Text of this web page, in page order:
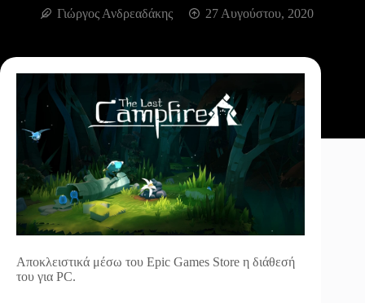
Γιώργος Ανδρεαδάκης 27 Αυγούστου, 2020
Αποκλειστικά μέσω του Epic Games Store η διάθεσή
του για PC.